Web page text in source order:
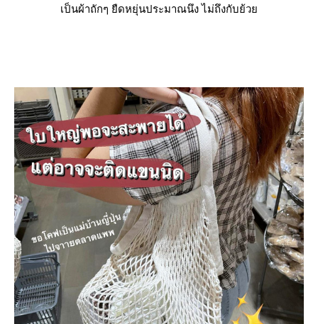
เป็นผ้าถักๆ ยืดหยุ่นประมาณนึง ไม่ถึงกับย้ว